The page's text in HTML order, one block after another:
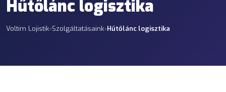
Hűtőlánc logisztika
Voltim Lojistik›Szolgáltatásaink›Hűtőlánc logisztika